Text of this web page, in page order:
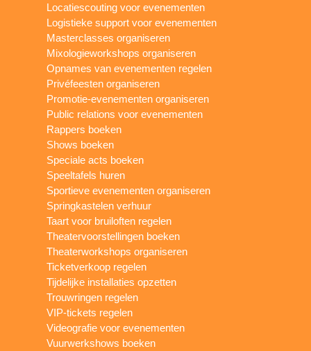
Locatiescouting voor evenementen
Logistieke support voor evenementen
Masterclasses organiseren
Mixologieworkshops organiseren
Opnames van evenementen regelen
Privéfeesten organiseren
Promotie-evenementen organiseren
Public relations voor evenementen
Rappers boeken
Shows boeken
Speciale acts boeken
Speeltafels huren
Sportieve evenementen organiseren
Springkastelen verhuur
Taart voor bruiloften regelen
Theatervoorstellingen boeken
Theaterworkshops organiseren
Ticketverkoop regelen
Tijdelijke installaties opzetten
Trouwringen regelen
VIP-tickets regelen
Videografie voor evenementen
Vuurwerkshows boeken